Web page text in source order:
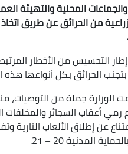
المحلية والتهيئة
من الحرائق عن طريق
.
التحسيس من الأخطار
الحرائق بكل أنواعها
الوزارة جملة من التوصيات،
رمي أعقاب السجائر
عن إطلاق الألعاب النارية
المدنية 20 – 21.